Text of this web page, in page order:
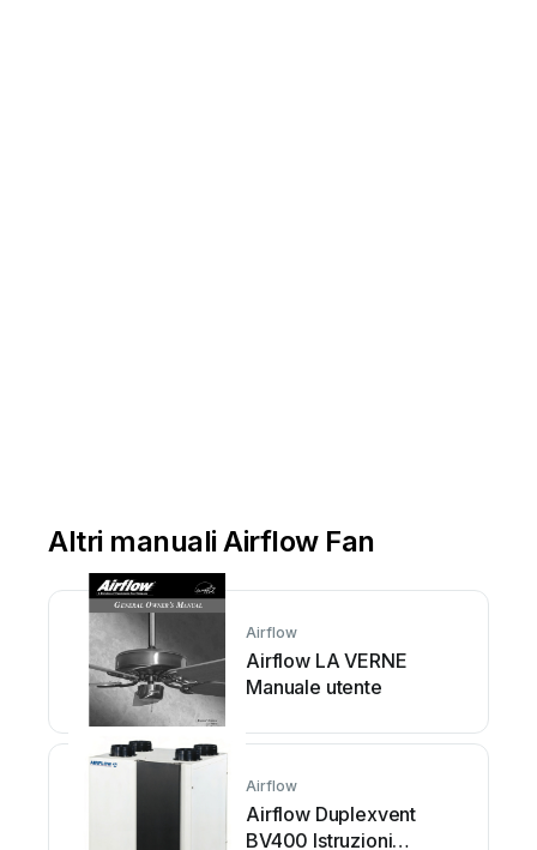
Altri manuali Airflow Fan
Airflow
Airflow LA VERNE
Manuale utente
Airflow
Airflow Duplexvent
BV400 Istruzioni